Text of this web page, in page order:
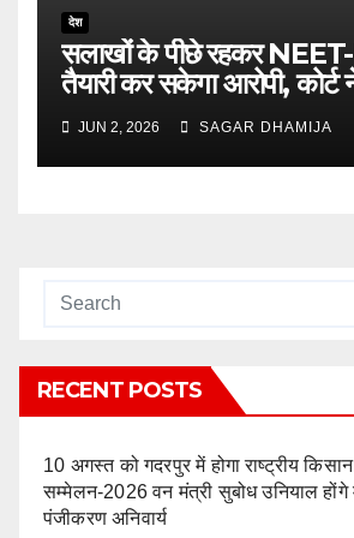
देश
सलाखों के पीछे रहकर
तैयारी कर सकेगा आरोपी, कोर्ट
JUN 2, 2026 SAGAR DHAMIJA
RECENT POSTS
10 अगस्त को गदरपुर में होगा राष्ट्रीय
सम्मेलन-2026 वन मंत्री सुबोध उनियाल होंगे
पंजीकरण अनिवार्य